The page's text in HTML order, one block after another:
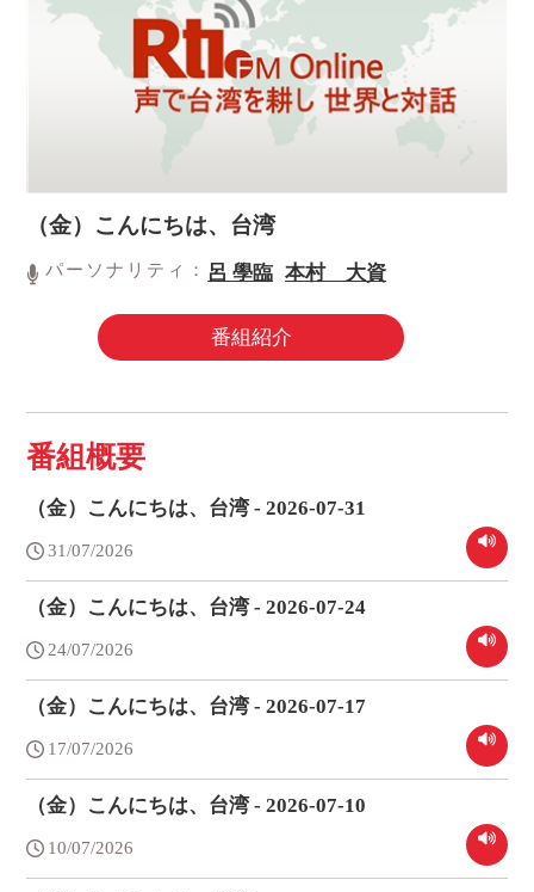
（金）こんにちは、台湾
パーソナリティ： 呂 學臨 本村 大資
番組紹介
番組概要
（金）こんにちは、台湾 - 2026-07-31
31/07/2026
（金）こんにちは、台湾 - 2026-07-24
24/07/2026
（金）こんにちは、台湾 - 2026-07-17
17/07/2026
（金）こんにちは、台湾 - 2026-07-10
10/07/2026